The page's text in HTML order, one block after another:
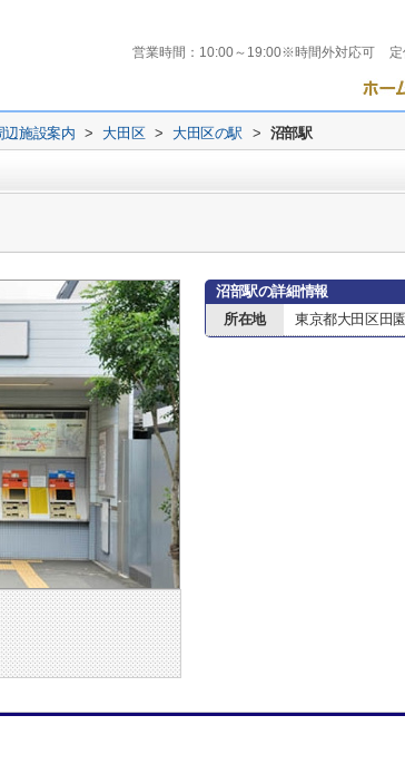
営業時間： 10:00～19:00※時間外対応可 定
辺施設案内 > 大田区 > 大田区の駅 > 沼部駅
沼部駅の詳細情報
所在地
東京都大田区田